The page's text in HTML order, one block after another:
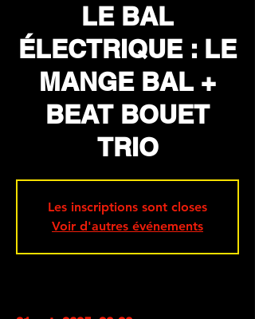
LE BAL
ÉLECTRIQUE : LE
MANGE BAL +
BEAT BOUET
TRIO
Les inscriptions sont closes
Voir d'autres événements